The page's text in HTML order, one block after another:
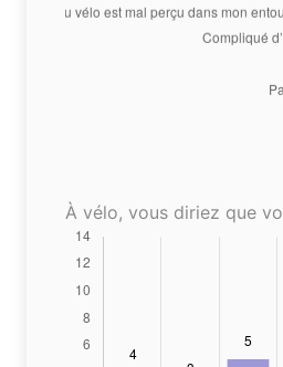
À vélo, vous diriez que